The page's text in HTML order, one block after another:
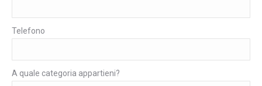
Telefono
A quale categoria appartieni?